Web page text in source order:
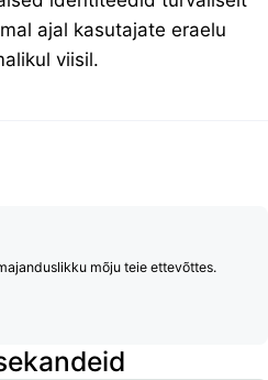
ajal kasutajate eraelu
viisil.
mõju teie ettevõttes.